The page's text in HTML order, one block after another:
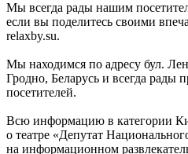
Мы всегда рады нашим
если вы поделитесь своими
relaxby.su.
Мы находимся по адресу бул.
Гродно, Беларусь и всегда рады
посетителей.
Всю информацию в категории
о театре «Депутат
на информационном